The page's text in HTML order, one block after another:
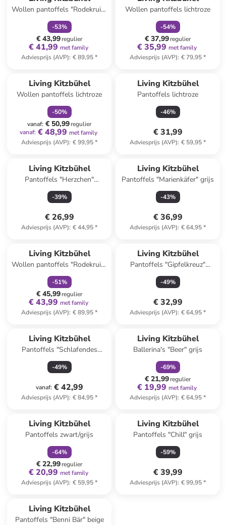
Wollen pantoffels "Rodekruis"
antraciet
-53%
€ 43,99regulier
€ 41,99 met family
Adviesprijs (AVP): € 89,95*
Wollen pantoffels lichtroze
-54%
€ 37,99regulier
€ 35,99 met family
Adviesprijs (AVP): € 79,95*
Living Kitzbühel
Wollen pantoffels lichtroze
-50%
vanaf: € 50,99regulier
vanaf: € 48,99 met family
Adviesprijs (AVP): € 99,95*
Living Kitzbühel
Pantoffels lichtroze
-46%
€ 31,99
Adviesprijs (AVP): € 59,95*
Living Kitzbühel
Pantoffels "Herzchen"
lichtblauw
-39%
€ 26,99
Adviesprijs (AVP): € 44,95*
Living Kitzbühel
Pantoffels "Marienkäfer" grijs
-43%
€ 36,99
Adviesprijs (AVP): € 64,95*
Living Kitzbühel
Wollen pantoffels "Rodekruis"
bruin
-51%
€ 45,99regulier
€ 43,99 met family
Adviesprijs (AVP): € 89,95*
Living Kitzbühel
Pantoffels "Gipfelkreuz"
blauw
-49%
€ 32,99
Adviesprijs (AVP): € 64,95*
Living Kitzbühel
Pantoffels "Schlafendes
Kätzchen" crème
-49%
vanaf: € 42,99
Adviesprijs (AVP): € 84,95*
Living Kitzbühel
Ballerina's "Beer" grijs
-69%
€ 21,99regulier
€ 19,99 met family
Adviesprijs (AVP): € 64,95*
Living Kitzbühel
Pantoffels zwart/grijs
-64%
€ 22,99regulier
€ 20,99 met family
Adviesprijs (AVP): € 59,95*
Living Kitzbühel
Pantoffels "Chill" grijs
-59%
€ 39,99
Adviesprijs (AVP): € 99,95*
Living Kitzbühel
Pantoffels "Benni Bär" beige